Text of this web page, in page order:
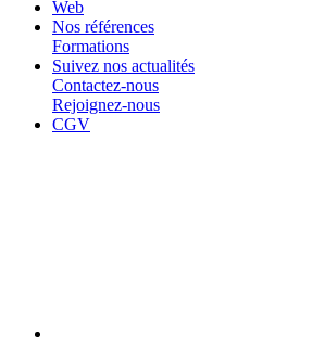
Web
Nos références
Formations
Suivez nos actualités
Contactez-nous
Rejoignez-nous
CGV